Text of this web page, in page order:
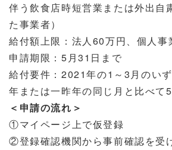
伴う飲食店時短営業または外出自
た事業者）
給付額上限：法人60万円、個人事
申請期限：5月31日まで
給付要件：2021年の1～3月のい
年または一昨年の同じ月と比べて
＜申請の流れ＞
①マイページ上で仮登録
②登録確認機関から事前確認を受